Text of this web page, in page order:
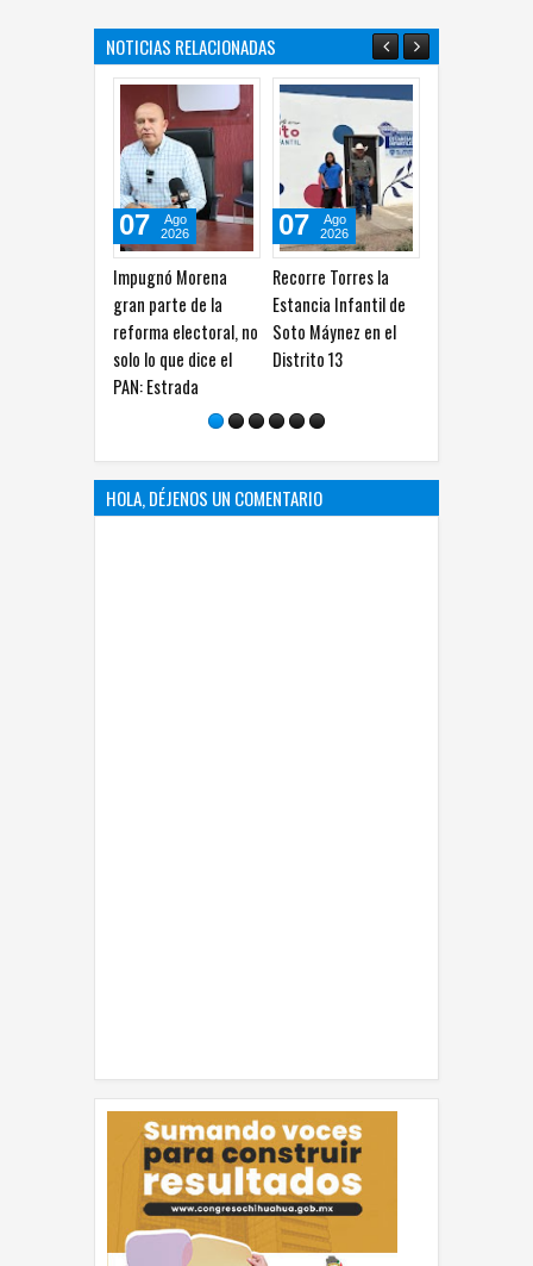
NOTICIAS RELACIONADAS
Impugnó Morena
gran parte de la
reforma electoral, no
solo lo que dice el
PAN: Estrada
Recorre Torres la
Estancia Infantil de
Soto Máynez en el
Distrito 13
07
Ago
Convoca Sánchez a
consulta ciudadana
sobre registro de
07
Ago
2026
HOLA, DÉJENOS UN COMENTARIO